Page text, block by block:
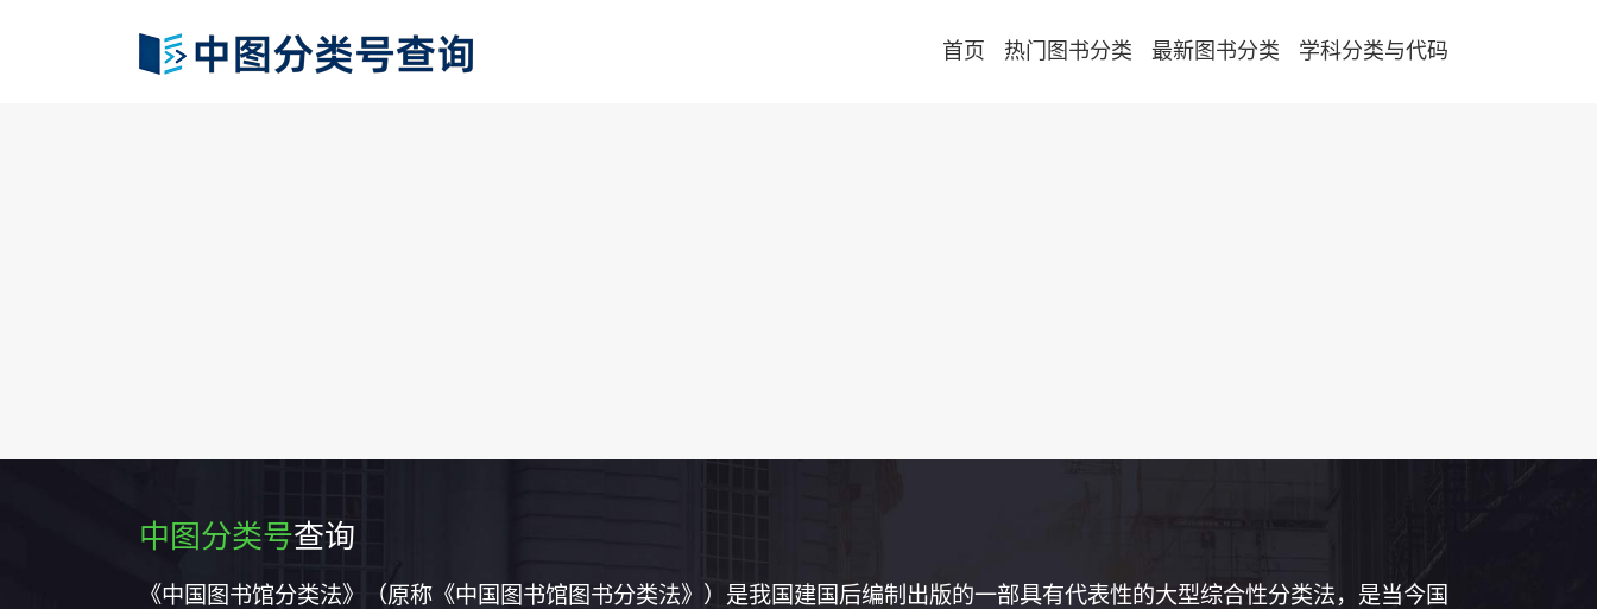
首页 热门图书分类 最新图书分类 学科分类与代码
中图分类号查询
《中国图书馆分类法》（原称《中国图书馆图书分类法》）是我国建国后编制出版的一部具有代表性的大型综合性分类法，是当今国